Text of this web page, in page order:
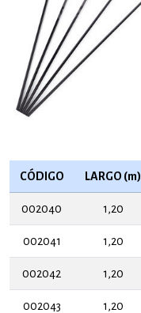
CÓDIGO LARGO (m)
002040 1,20
002041 1,20
002042 1,20
002043 1,20